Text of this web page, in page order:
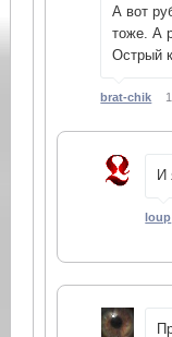
А вот
тоже. А
Острый
brat-chik
И
loup